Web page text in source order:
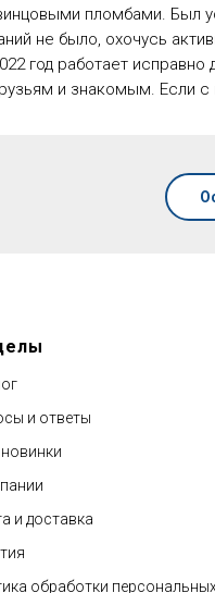
пломбами. Был
не было, охочусь
год работает
и знакомым. Если с
и ответы
и доставка
обработки